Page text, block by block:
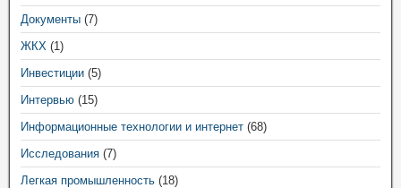
Документы (7)
ЖКХ (1)
Инвестиции (5)
Интервью (15)
Информационные технологии и интернет (68)
Исследования (7)
Легкая промышленность (18)